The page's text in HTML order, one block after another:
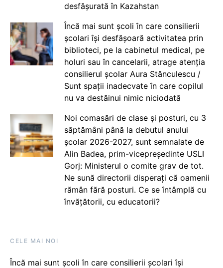
desfășurată în Kazahstan
Încă mai sunt școli în care consilierii
școlari își desfășoară activitatea prin
biblioteci, pe la cabinetul medical, pe
holuri sau în cancelarii, atrage atenția
consilierul școlar Aura Stănculescu /
Sunt spații inadecvate în care copilul
nu va destăinui nimic niciodată
Noi comasări de clase și posturi, cu 3
săptămâni până la debutul anului
școlar 2026-2027, sunt semnalate de
Alin Badea, prim-vicepreședinte USLI
Gorj: Ministerul o comite grav de tot.
Ne sună directorii disperați că oamenii
rămân fără posturi. Ce se întâmplă cu
învățătorii, cu educatorii?
CELE MAI NOI
Încă mai sunt școli în care consilierii școlari își